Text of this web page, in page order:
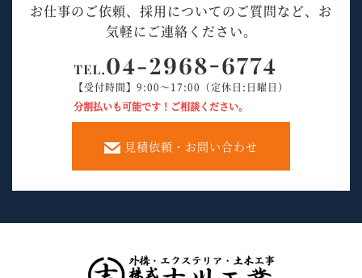
お仕事のご依頼、採用についてのご質問など、お
気軽にご連絡ください。
【受付時間】9:00～17:00（定休日:日曜日）
分割払いも可能です！ご相談ください。
見積依頼・お問い合わせ